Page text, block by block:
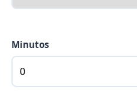
Minutos